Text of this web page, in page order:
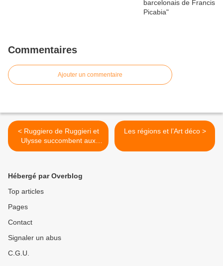
Commentaires
Ajouter un commentaire
< Ruggiero de Ruggieri et
Ulysse succombent aux
sirènes de Fontainebleau
​​​​​​​Les régions et l’Art déco >
Hébergé par Overblog
Top articles
Pages
Contact
Signaler un abus
C.G.U.